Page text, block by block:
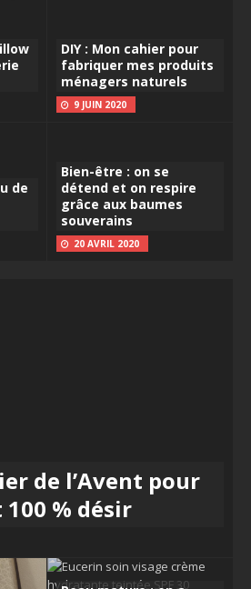
DIY : Mon cahier pour
fabriquer mes produits
ménagers naturels
9 JUIN 2020
de
Bien-être : on se
détend et on respire
grâce aux baumes
souverains
20 AVRIL 2020
de l’Avent pour
% désir